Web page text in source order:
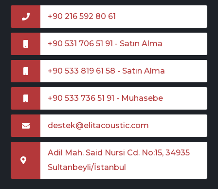
+90 216 592 80 61
+90 531 706 51 91 - Satın Alma
+90 533 819 61 58 - Satın Alma
+90 533 736 51 91 - Muhasebe
destek@elitacoustic.com
Adil Mah. Said Nursi Cd. No:15, 34935
Sultanbeyli/İstanbul